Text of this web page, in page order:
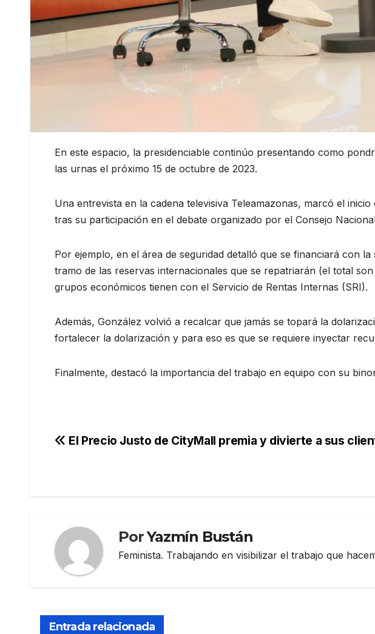
En este espacio, la presidenciable continúo presentando como
las urnas el próximo 15 de octubre de 2023.
Una entrevista en la cadena televisiva Teleamazonas, marcó el
tras su participación en el debate organizado por el Consejo
Por ejemplo, en el área de seguridad detalló que se financiará con
tramo de las reservas internacionales que se repatriarán (el total
grupos económicos tienen con el Servicio de Rentas Internas (SRI).
Además, González volvió a recalcar que jamás se topará la
fortalecer la dolarización y para eso es que se requiere inyectar
Finalmente, destacó la importancia del trabajo en equipo con su
Navegación
El Precio Justo de CityMall premia y divierte a sus
PorYazmín Bustán
Feminista. Trabajando en visibilizar el trabajo que
Entrada relacionada